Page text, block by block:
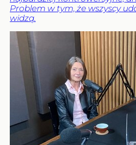
Problem w tym, że wszyscy
widzą.